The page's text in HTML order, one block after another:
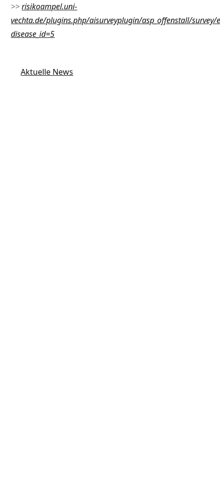
>>risikoampel.uni-
vechta.de/plugins.php/aisurveyplugin/asp_offenstall/survey/
disease_id=5
Aktuelle News